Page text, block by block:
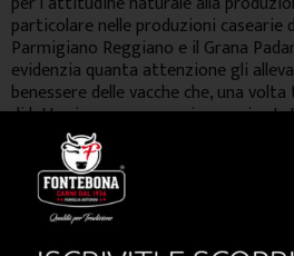
particolare nelle produzioni casearie
Parmigiano Reggiano e il Grana
evidenzia quanta attenzione gli
benessere delle vacche che, una
di lattazione, vengono rimesse in
alimentate con una dieta bilanciata,
erba dei pascoli. Il risultato è una
vellutata dal colore rubino ed un
intenso.